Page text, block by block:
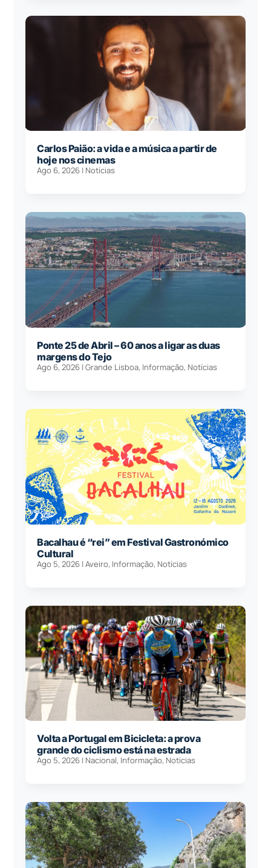
Carlos Paião: a vida e a música a partir de
hoje nos cinemas
Ago 6, 2026 | Notícias
Ponte 25 de Abril – 60 anos a ligar as duas
margens do Tejo
Ago 6, 2026 |Grande Lisboa, Informação, Notícias
Bacalhau é “rei” em Festival Gastronómico
Cultural
Ago 5, 2026 |Aveiro, Informação, Notícias
Volta a Portugal em Bicicleta: a prova
grande do ciclismo está na estrada
Ago 5, 2026 | Nacional, Informação, Notícias